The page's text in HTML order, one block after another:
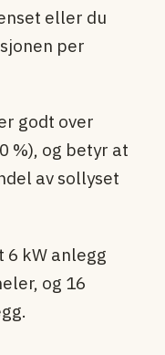
eller du
per
godt over
%), og betyr at
av sollyset
kW anlegg
og 16